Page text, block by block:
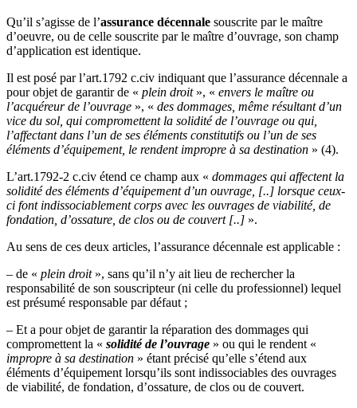
Qu’il s’agisse de l’assurance décennale souscrite par le maître
d’oeuvre, ou de celle souscrite par le maître d’ouvrage, son champ
d’application est identique.
Il est posé par l’art.1792 c.civ indiquant que l’assurance décennale a
pour objet de garantir de « plein droit », « envers le maître ou
l’acquéreur de l’ouvrage », « des dommages, même résultant d’un
vice du sol, qui compromettent la solidité de l’ouvrage ou qui,
l’affectant dans l’un de ses éléments constitutifs ou l’un de ses
éléments d’équipement, le rendent impropre à sa destination » (4).
L’art.1792-2 c.civ étend ce champ aux « dommages qui affectent la
solidité des éléments d’équipement d’un ouvrage, [..] lorsque ceux-
ci font indissociablement corps avec les ouvrages de viabilité, de
fondation, d’ossature, de clos ou de couvert [..] ».
Au sens de ces deux articles, l’assurance décennale est applicable :
– de « plein droit », sans qu’il n’y ait lieu de rechercher la
responsabilité de son souscripteur (ni celle du professionnel) lequel
est présumé responsable par défaut ;
– Et a pour objet de garantir la réparation des dommages qui
compromettent la « solidité de l’ouvrage » ou qui le rendent «
impropre à sa destination » étant précisé qu’elle s’étend aux
éléments d’équipement lorsqu’ils sont indissociables des ouvrages
de viabilité, de fondation, d’ossature, de clos ou de couvert.